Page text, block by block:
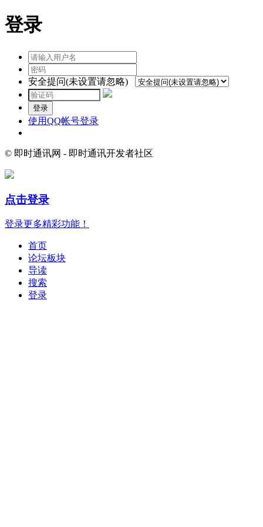
登录
安全提问(未设置请忽略)
登录
使用QQ帐号登录
© 即时通讯网 - 即时通讯开发者社区
点击登录
登录更多精彩功能！
首页
论坛板块
导读
搜索
登录